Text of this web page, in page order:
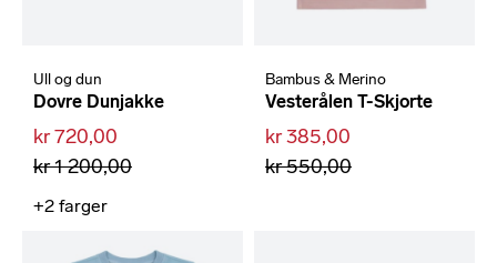
Ull og dun
Dovre Dunjakke
kr 720,00
kr 1 200,00
+2 farger
Bambus & Merino
Vesterålen T-Skjorte
kr 385,00
kr 550,00